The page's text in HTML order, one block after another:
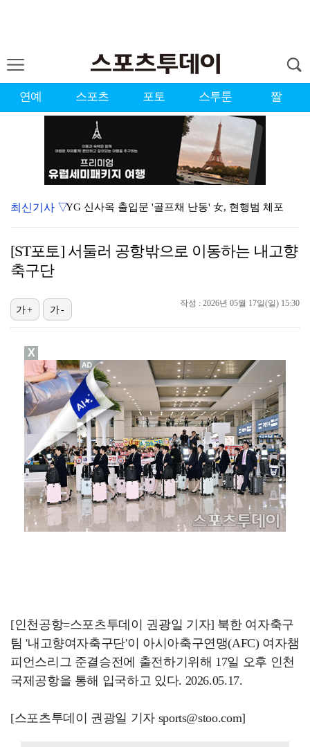
연예 스포츠 포토 스투툰 짤
YG 신사옥 출입문 '골프채 난동' 女, 현행범 체포
표창원, 남규리에 15년만 공개 사과…"내가 틀렸다"
[ST포토] 김시현, 홀컵에 붙인다
[ST포토] 노승희, 거리 확인
[ST포토] 노승희, 파세이브
[ST포토] 홀아웃 하는 박현경
[ST포토] 김시현, 과감하게
최신기사 ▽
[ST포토] 서둘러 공항밖으로 이동하는 내고향
축구단
작성 : 2026년 05월 17일(일) 15:30
가+ 가-
[인천공항=스포츠투데이 권광일 기자] 북한 여자축구
팀 '내고향여자축구단'이 아시아축구연맹(AFC) 여자챔
피언스리그 준결승전에 출전하기위해 17일 오후 인천
국제공항을 통해 입국하고 있다. 2026.05.17.
[스포츠투데이 권광일 기자 sports@stoo.com]
X